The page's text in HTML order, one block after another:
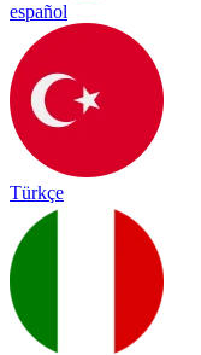
español
Türkçe